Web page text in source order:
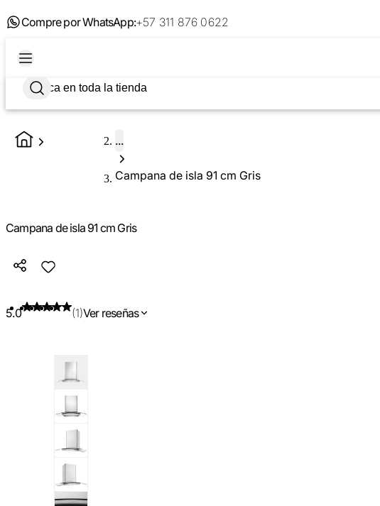
Compre por WhatsApp:+57 311 876 0622
...
Campana de isla 91 cm Gris
Campana de isla 91 cm Gris
5.0 (1)Ver reseñas